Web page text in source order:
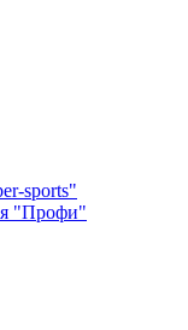
sports"
"Профи"